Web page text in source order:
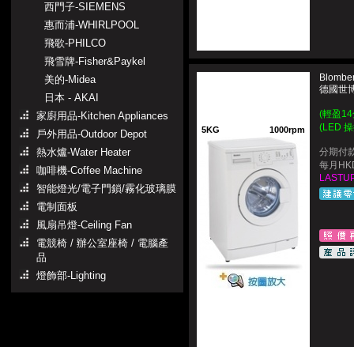
西門子-SIEMENS
惠而浦-WHIRLPOOL
飛歌-PHILCO
飛雪牌-Fisher&Paykel
美的-Midea
日本 - AKAI
家廚用品-Kitchen Appliances
戶外用品-Outdoor Depot
熱水爐-Water Heater
咖啡機-Coffee Machine
智能燈光/電子門鎖/霧化玻璃膜
電制面板
風扇吊燈-Ceiling Fan
電競椅 / 辦公室座椅 / 電腦產
品
燈飾部-Lighting
5KG 1000rpm
德國世
(輕盈
(LED
分期付
每月